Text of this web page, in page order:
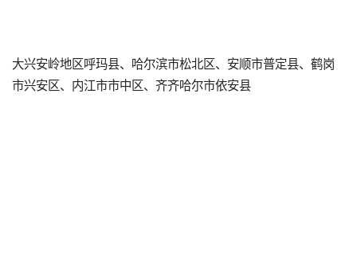
大兴安岭地区呼玛县、哈尔滨市松北区、安顺市普定县、鹤岗
市兴安区、内江市市中区、齐齐哈尔市依安县